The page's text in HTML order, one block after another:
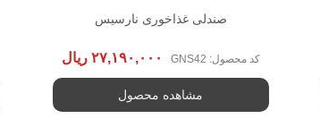
صندلی غذاخوری نارسیس
کد محصول: GNS42 ۲۷,۱۹۰,۰۰۰ ریال
مشاهده محصول